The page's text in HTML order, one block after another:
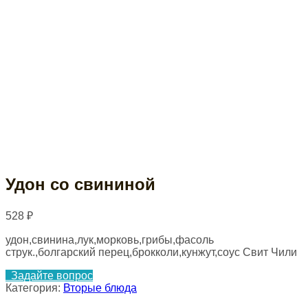
Удон со свининой
528 ₽
удон,свинина,лук,морковь,грибы,фасоль
струк.,болгарский перец,брокколи,кунжут,соус Свит Чили
Задайте вопрос
Категория: Вторые блюда